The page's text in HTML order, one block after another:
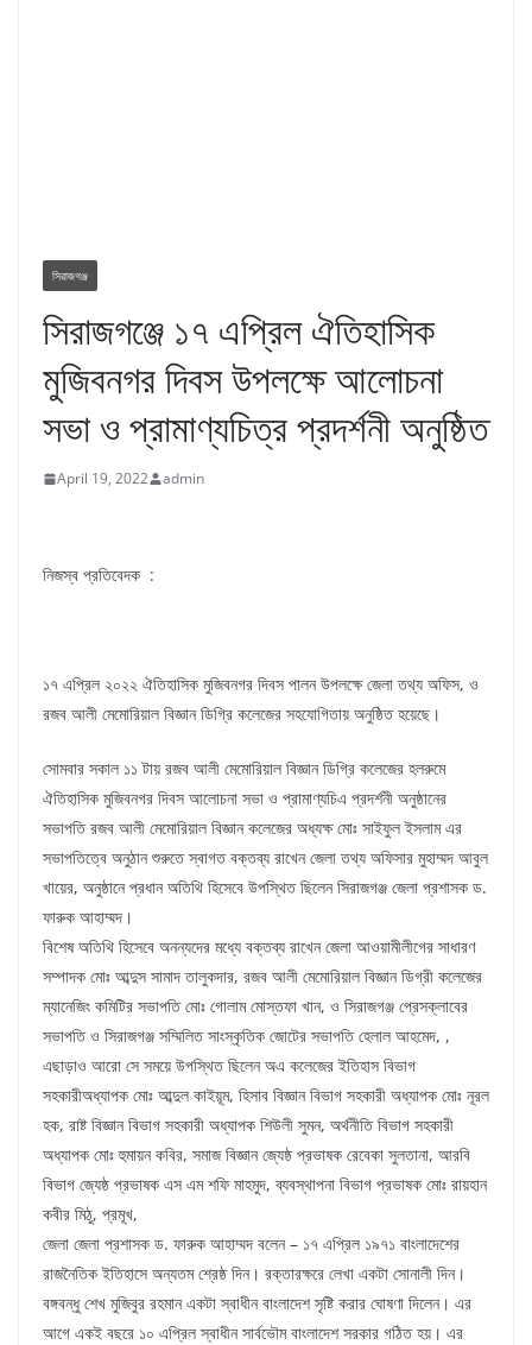
সিরাজগঞ্জ
সিরাজগঞ্জে ১৭ এপ্রিল ঐতিহাসিক
মুজিবনগর দিবস উপলক্ষে আলোচনা
সভা ও প্রামাণ্যচিত্র প্রদর্শনী অনুষ্ঠিত
April 19, 2022 admin
নিজস্ব প্রতিবেদক :
১৭ এপ্রিল ২০২২ ঐতিহাসিক মুজিবনগর দিবস পালন উপলক্ষে জেলা তথ্য অফিস, ও
রজব আলী মেমোরিয়াল বিজ্ঞান ডিগ্রি কলেজের সহযোগিতায় অনুষ্ঠিত হয়েছে।
সোমবার সকাল ১১ টায় রজব আলী মেমোরিয়াল বিজ্ঞান ডিগ্রি কলেজের হলরুমে
ঐতিহাসিক মুজিবনগর দিবস আলোচনা সভা ও প্রামাণ্যচিএ প্রদর্শনী অনুষ্ঠানের
সভাপতি রজব আলী মেমোরিয়াল বিজ্ঞান কলেজের অধ্যক্ষ মোঃ সাইফুল ইসলাম এর
সভাপতিত্বে অনুঠান শুরুতে স্বাগত বক্তব্য রাখেন জেলা তথ্য অফিসার মুহাম্মদ আবুল
খায়ের, অনুষ্ঠানে প্রধান অতিথি হিসেবে উপস্থিত ছিলেন সিরাজগঞ্জ জেলা প্রশাসক ড.
ফারুক আহাম্মদ।
বিশেষ অতিথি হিসেবে অনন্যদের মধ্যে বক্তব্য রাখেন জেলা আওয়ামীলীগের সাধারণ
সম্পাদক মোঃ আব্দুস সামাদ তালুকদার, রজব আলী মেমোরিয়াল বিজ্ঞান ডিগ্রী কলেজের
ম্যানেজিং কমিটির সভাপতি মোঃ গোলাম মোস্তফা খান, ও সিরাজগঞ্জ প্রেসক্লাবের
সভাপতি ও সিরাজগঞ্জ সম্মিলিত সাংস্কৃতিক জোটের সভাপতি হেলাল আহমেদ, ,
এছাড়াও আরো সে সময়ে উপস্থিত ছিলেন অএ কলেজের ইতিহাস বিভাগ
সহকারীঅধ্যাপক মোঃ আব্দুল কাইয়ূম, হিসাব বিজ্ঞান বিভাগ সহকারী অধ্যাপক মোঃ নূরল
হক, রাষ্ট বিজ্ঞান বিভাগ সহকারী অধ্যাপক শিউলী সুমন, অর্থনীতি বিভাগ সহকারী
অধ্যাপক মোঃ হুমায়ন কবির, সমাজ বিজ্ঞান জ্যেষ্ঠ প্রভাষক রেবেকা সুলতানা, আরবি
বিভাগ জ্যেষ্ঠ প্রভাষক এস এম শফি মাহমুদ, ব্যবস্থাপনা বিভাগ প্রভাষক মোঃ রায়হান
কবীর মিঠু, প্রমূখ,
জেলা জেলা প্রশাসক ড. ফারুক আহাম্মদ বলেন – ১৭ এপ্রিল ১৯৭১ বাংলাদেশের
রাজনৈতিক ইতিহাসে অন্যতম শ্রেষ্ঠ দিন। রক্তারক্ষরে লেখা একটা সোনালী দিন।
বঙ্গবন্ধু শেখ মুজিবুর রহমান একটা স্বাধীন বাংলাদেশ সৃষ্টি করার ঘোষণা দিলেন। এর
আগে একই বছরে ১০ এপ্রিল স্বাধীন সার্বভৌম বাংলাদেশ সরকার গঠিত হয়। এর